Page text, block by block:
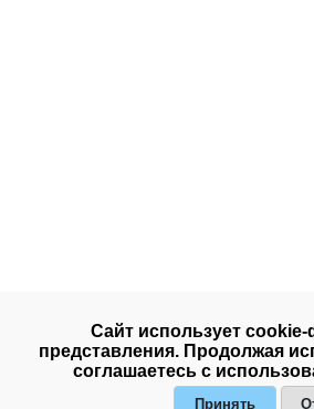
Сайт использует
представления. Продолжая
соглашаетесь с
Принять